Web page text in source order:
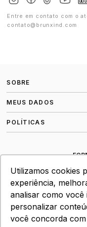
Utilizamos cookies
experiência,
analisar como você
personalizar
você concorda
Entre em contato com o
contato@brunxind.com
SOBRE
MEUS DADOS
POLÍTICAS